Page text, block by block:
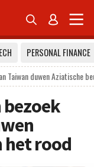
 
PERSONAL FINANCE
Taiwan duwen Aziatische
het rood